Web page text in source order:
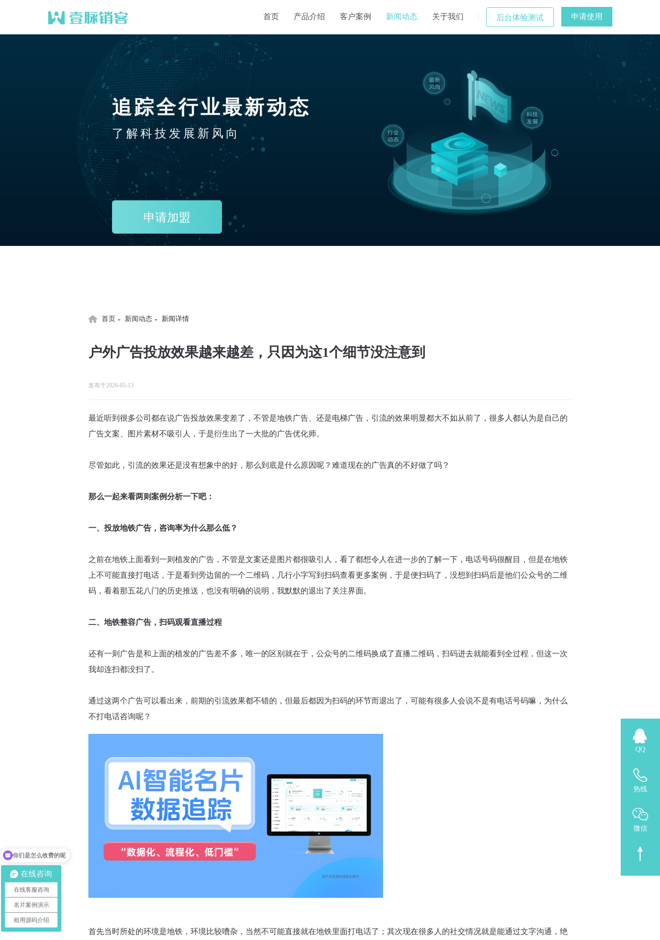
首页 产品介绍 客户案例 新闻动态 关于我们 后台体验测试 申请使用
追踪全行业最新动态
了解科技发展新风向
申请加盟
QQ
热线
微信
首页 - 新闻动态 - 新闻详情
户外广告投放效果越来越差，只因为这1个细节没注意到
发布于2020-05-13
最近听到很多公司都在说广告投放效果变差了，不管是地铁广告、还是电梯广告，引流的效果明显都大不如从前了，很多人都认为是自己的
广告文案、图片素材不吸引人，于是衍生出了一大批的广告优化师。
尽管如此，引流的效果还是没有想象中的好，那么到底是什么原因呢？难道现在的广告真的不好做了吗？
那么一起来看两则案例分析一下吧：
一、投放地铁广告，咨询率为什么那么低？
之前在地铁上面看到一则植发的广告，不管是文案还是图片都很吸引人，看了都想令人在进一步的了解一下，电话号码很醒目，但是在地铁
上不可能直接打电话，于是看到旁边留的一个二维码，几行小字写到扫码查看更多案例，于是便扫码了，没想到扫码后是他们公众号的二维
码，看着那五花八门的历史推送，也没有明确的说明，我默默的退出了关注界面。
二、地铁整容广告，扫码观看直播过程
还有一则广告是和上面的植发的广告差不多，唯一的区别就在于，公众号的二维码换成了直播二维码，扫码进去就能看到全过程，但这一次
我却连扫都没扫了。
通过这两个广告可以看出来，前期的引流效果都不错的，但最后都因为扫码的环节而退出了，可能有很多人会说不是有电话号码嘛，为什么
不打电话咨询呢？
首先当时所处的环境是地铁，环境比较嘈杂，当然不可能直接就在地铁里面打电话了；其次现在很多人的社交情况就是能通过文字沟通，绝
在线咨询
在线客服咨询
名片案例演示
租用源码介绍
现在有优惠活动吗